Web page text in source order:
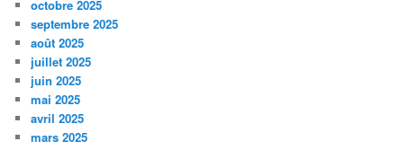
octobre 2025
septembre 2025
août 2025
juillet 2025
juin 2025
mai 2025
avril 2025
mars 2025